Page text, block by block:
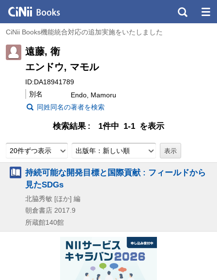
CiNii Books機能統合対応の追加実施をいたしました
遠藤, 衛
エンドウ, マモル
ID:DA18941789
別名
Endo, Mamoru
同姓同名の著者を検索
検索結果 1件中 1-1 を表示
20件ずつ表示 出版年：新しい順
持続可能な開発目標と国際貢献 : フィールドから
見たSDGs
北脇秀敏 [ほか] 編
朝倉書店 2017.9
所蔵館140館